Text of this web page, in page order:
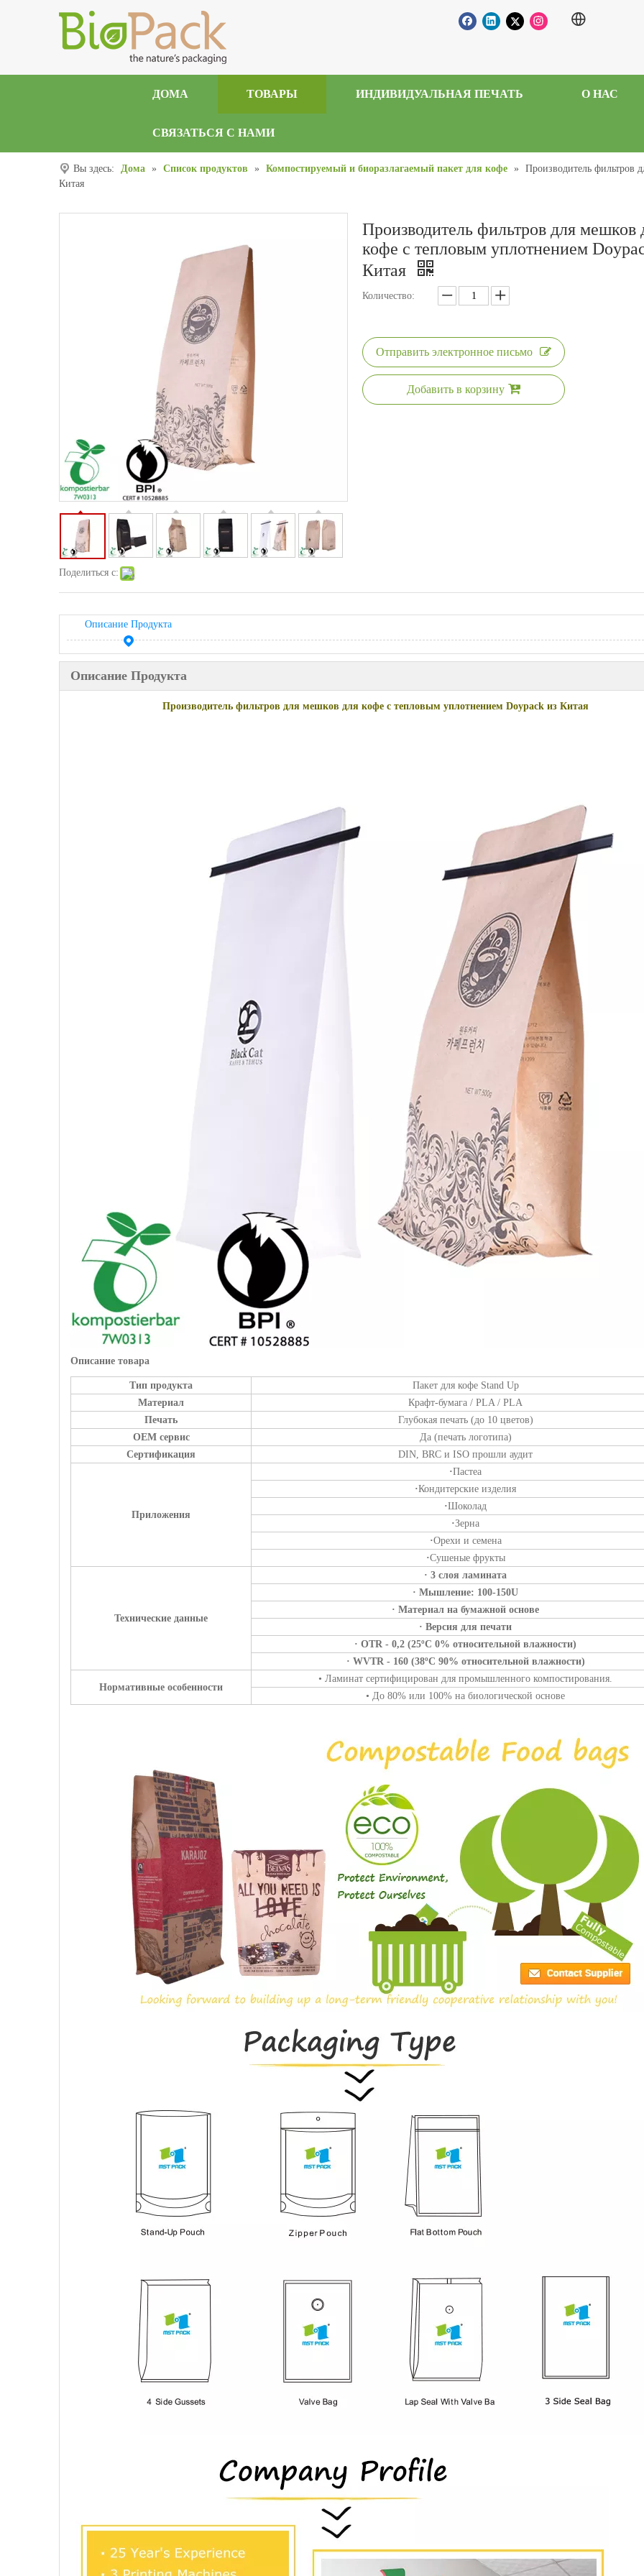
ДОМА ТОВАРЫ ИНДИВИДУАЛЬНАЯ ПЕЧАТЬ О НАС
СВЯЗАТЬСЯ С НАМИ
Вы здесь: Дома » Список продуктов » Компостируемый и биоразлагаемый пакет для кофе »
Производитель фильтров
Китая
Поделиться с:
Производитель фильтров для мешков
кофе с тепловым уплотнением
Китая
Количество:
Отправить электронное письмо
Добавить в корзину
Описание Продукта
Описание Продукта
Производитель фильтров для мешков для кофе с тепловым уплотнением Doypack из Китая
Описание товара
Тип продукта
Пакет для кофе Stand Up
Материал
Крафт-бумага / PLA / PLA
Печать
Глубокая печать (до 10 цветов)
OEM сервис
Да (печать логотипа)
Сертификация
DIN, BRC и ISO прошли аудит
Приложения
·Пастеа
·Кондитерские изделия
·Шоколад
·Зерна
·Орехи и семена
·Сушеные фрукты
Технические данные
· 3 слоя ламината
· Мышление: 100-150U
· Материал на бумажной основе
· Версия для печати
· OTR - 0,2 (25ºC 0% относительной влажности)
· WVTR - 160 (38ºC 90% относительной влажности)
Нормативные особенности
• Ламинат сертифицирован для промышленного компостирования.
• До 80% или 100% на биологической основе